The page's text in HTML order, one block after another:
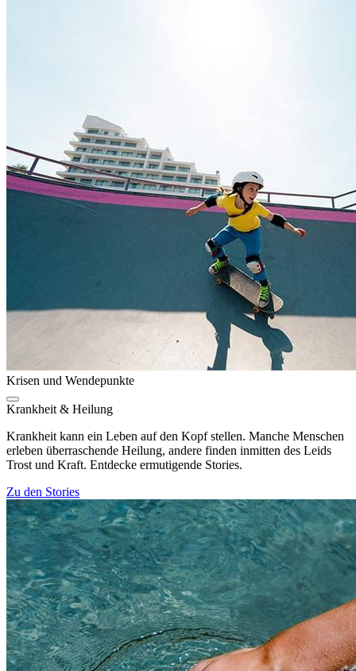
Krisen und Wendepunkte
Krankheit & Heilung
Krankheit kann ein Leben auf den Kopf stellen. Manche Menschen
erleben überraschende Heilung, andere finden inmitten des Leids
Trost und Kraft. Entdecke ermutigende Stories.
Zu den Stories